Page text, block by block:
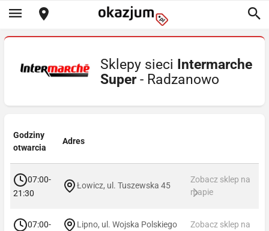
Sklepy sieci Intermarche
Super- Radzanowo
Godziny
otwarcia
Adres
07:00-
21:30
Łowicz, ul. Tuszewska 45
Zobacz sklep na
mapie
07:00-
Lipno, ul. Wojska Polskiego
Zobacz sklep na